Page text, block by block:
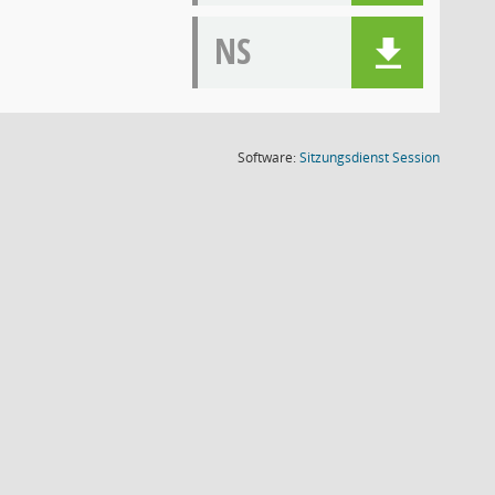
NS
Software:SitzungsdienstSession(Wird in